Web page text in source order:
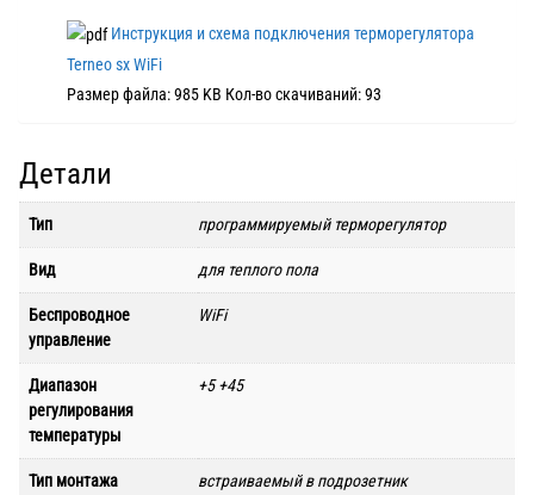
Инструкция и схема подключения терморегулятора
Terneo sx WiFi
Размер файла:985 KB Кол-во скачиваний:93
Детали
Тип программируемый терморегулятор
Вид для теплого пола
Беспроводное
управление
WiFi
Диапазон
регулирования
температуры
+5 +45
Тип монтажа встраиваемый в подрозетник